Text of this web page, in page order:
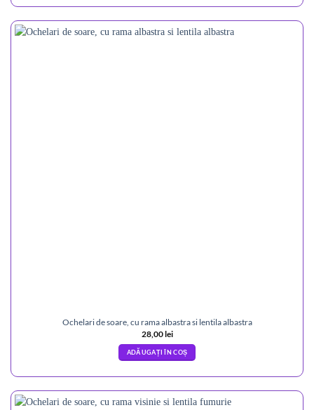
Ochelari de soare, cu rama albastra si lentila albastra
28,00lei
ADĂUGAȚI ÎN COȘ